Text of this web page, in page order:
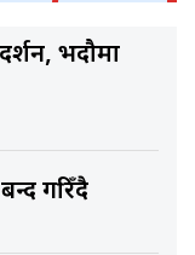
भदौमा
गरिँदै